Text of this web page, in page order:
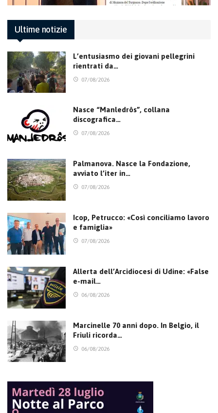
Ultime notizie
L’entusiasmo dei giovani pellegrini
rientrati da…
07/08/2026
Nasce “Manledrôs”, collana
discografica…
07/08/2026
Palmanova. Nasce la Fondazione,
avviato l’iter in…
07/08/2026
Icop, Petrucco: «Così conciliamo lavoro
e famiglia»
07/08/2026
Allerta dell’Arcidiocesi di Udine: «False
e-mail…
06/08/2026
Marcinelle 70 anni dopo. In Belgio, il
Friuli ricorda…
06/08/2026